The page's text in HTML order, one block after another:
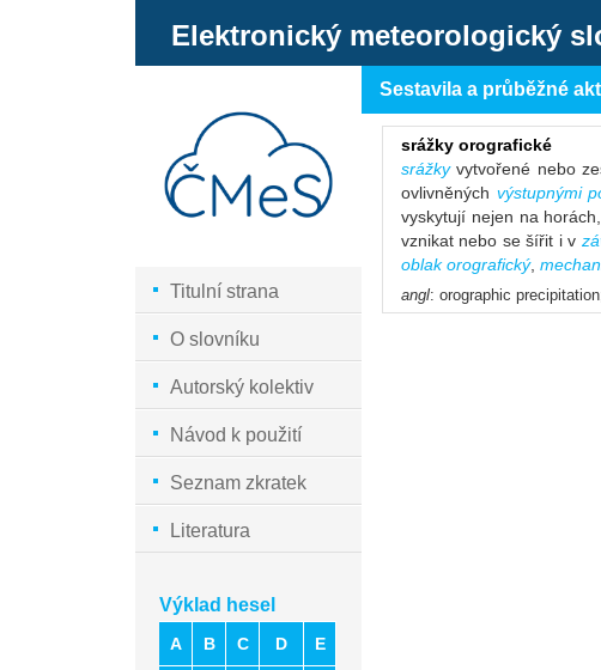
Elektronický meteorologický
Titulní strana
O slovníku
Autorský kolektiv
Návod k použití
Seznam zkratek
Literatura
Výklad hesel
A B C D E
Sestavila a průběžné
srážky orografické
srážkyvytvořené nebo
ovlivněných výstupnými
vyskytují nejen na
vznikat nebo se šířit i v
oblak orografický,
angl: orographic